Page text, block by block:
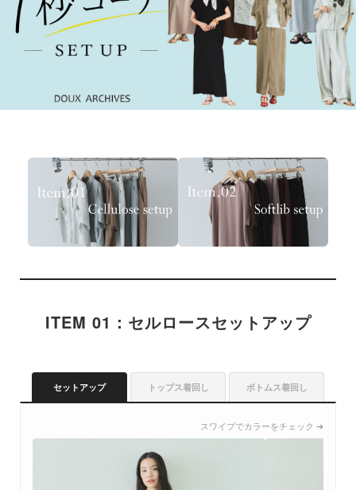
ITEM 01：セルロースセットアップ
セットアップ トップス着回し ボトムス着回し
スワイプでカラーをチェック ➔